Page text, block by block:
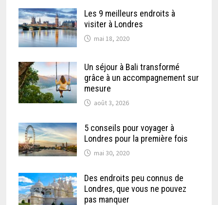
Les 9 meilleurs endroits à
visiter à Londres
mai 18, 2020
Un séjour à Bali transformé
grâce à un accompagnement sur
mesure
août 3, 2026
5 conseils pour voyager à
Londres pour la première fois
mai 30, 2020
Des endroits peu connus de
Londres, que vous ne pouvez
pas manquer